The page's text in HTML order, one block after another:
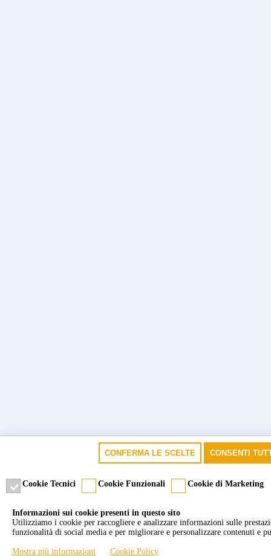
CONFERMA LE SCELTE CONSENTI
Cookie Tecnici Cookie Funzionali Cookie di Marketing
Informazioni sui cookie presenti in questo sito
Utilizziamo i cookie per raccogliere e analizzare informazioni sulle
funzionalità di social media e per migliorare e personalizzare contenuti e
Mostra più informazioni Cookie Policy